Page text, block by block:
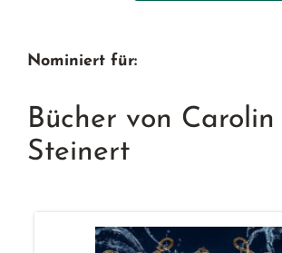
Nominiert für:
Bücher von Carolin
Steinert